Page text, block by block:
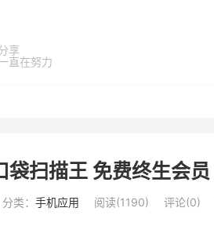
享
直在努力
袋扫描王 免费终生会
分类： 手机应用 阅读(1190) 评论(0)